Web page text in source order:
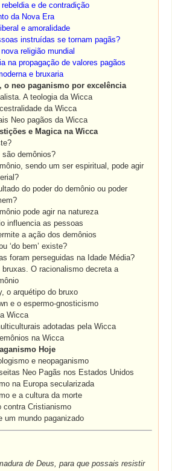
e de contradição
da Nova Era
e amoralidade
instruídas se tornam pagãs?
religião mundial
na propagação de valores pagãos
e bruxaria
o neo paganismo por excelência
A teologia da Wicca
da Wicca
Neo pagãos da Wicca
e Magica na Wicca
são demônios?
sendo um ser espiritual, pode agir
do poder do demônio ou poder
pode agir na natureza
influencia as pessoas
a ação dos demônios
‘do bem’ existe?
foram perseguidas na Idade Média?
bruxas. O racionalismo decreta a
o arquétipo do bruxo
e o espermo-gnosticismo
Wicca
adotadas pela Wicca
na Wicca
Hoje
e neopaganismo
Neo Pagãs nos Estados Unidos
na Europa secularizada
e a cultura da morte
contra Cristianismo
um mundo paganizado
de Deus, para que possais resistir